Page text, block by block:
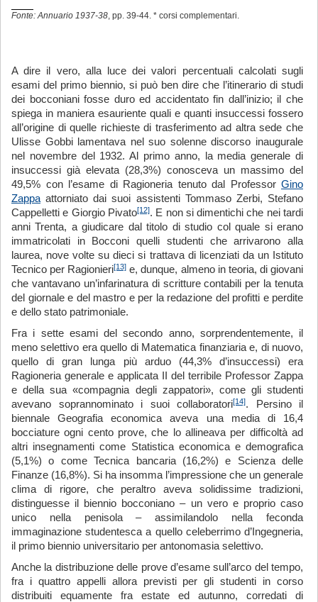
Fonte: Annuario 1937-38 , pp. 39-44. * corsi complementari.
A dire il vero, alla luce dei valori percentuali calcolati sugli
esami del primo biennio, si può ben dire che l’itinerario di studi
dei bocconiani fosse duro ed accidentato fin dall’inizio; il che
spiega in maniera esauriente quali e quanti insuccessi fossero
all’origine di quelle richieste di trasferimento ad altra sede che
Ulisse Gobbi lamentava nel suo solenne discorso inaugurale
nel novembre del 1932. Al primo anno, la media generale di
insuccessi già elevata (28,3%) conosceva un massimo del
49,5% con l’esame di Ragioneria tenuto dal Professor Gino
Zappa attorniato dai suoi assistenti Tommaso Zerbi, Stefano
Cappelletti e Giorgio Pivato[12]. E non si dimentichi che nei tardi
anni Trenta, a giudicare dal titolo di studio col quale si erano
immatricolati in Bocconi quelli studenti che arrivarono alla
laurea, nove volte su dieci si trattava di licenziati da un Istituto
Tecnico per Ragionieri[13] e, dunque, almeno in teoria, di giovani
che vantavano un’infarinatura di scritture contabili per la tenuta
del giornale e del mastro e per la redazione del profitti e perdite
e dello stato patrimoniale.
Fra i sette esami del secondo anno, sorprendentemente, il
meno selettivo era quello di Matematica finanziaria e, di nuovo,
quello di gran lunga più arduo (44,3% d’insuccessi) era
Ragioneria generale e applicata II del terribile Professor Zappa
e della sua «compagnia degli zappatori», come gli studenti
avevano soprannominato i suoi collaboratori[14]. Persino il
biennale Geografia economica aveva una media di 16,4
bocciature ogni cento prove, che lo allineava per difficoltà ad
altri insegnamenti come Statistica economica e demografica
(5,1%) o come Tecnica bancaria (16,2%) e Scienza delle
Finanze (16,8%). Si ha insomma l’impressione che un generale
clima di rigore, che peraltro aveva solidissime tradizioni,
distinguesse il biennio bocconiano – un vero e proprio caso
unico nella penisola – assimilandolo nella feconda
immaginazione studentesca a quello celeberrimo d’Ingegneria,
il primo biennio universitario per antonomasia selettivo.
Anche la distribuzione delle prove d’esame sull’arco del tempo,
fra i quattro appelli allora previsti per gli studenti in corso
distribuiti equamente fra estate ed autunno, corredati di